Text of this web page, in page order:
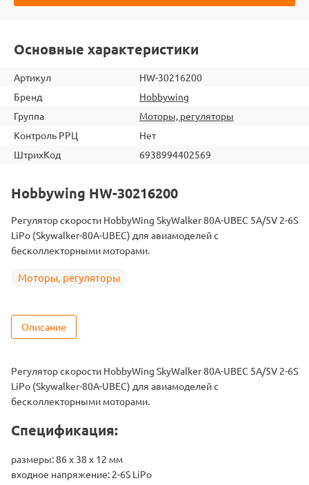
Основные характеристики
Артикул
HW-30216200
Бренд
Hobbywing
Группа
Моторы, регуляторы
Контроль РРЦ
Нет
ШтрихКод
6938994402569
Hobbywing HW-30216200
Регулятор скорости HobbyWing SkyWalker 80А-UBEC 5A/5V 2-6S
LiPo (Skywalker-80A-UBEC) для авиамоделей с
бесколлекторными моторами.
Моторы, регуляторы
Описание
Регулятор скорости HobbyWing SkyWalker 80А-UBEC 5A/5V 2-6S
LiPo (Skywalker-80A-UBEC) для авиамоделей с
бесколлекторными моторами.
Спецификация:
размеры: 86 x 38 x 12 мм
входное напряжение: 2-6S LiPo